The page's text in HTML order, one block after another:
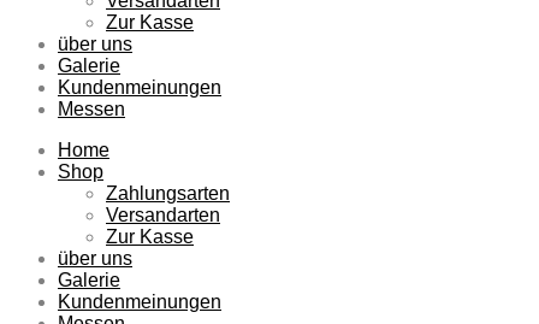
Zur Kasse
über uns
Galerie
Kundenmeinungen
Messen
Home
Shop
Zahlungsarten
Versandarten
Zur Kasse
über uns
Galerie
Kundenmeinungen